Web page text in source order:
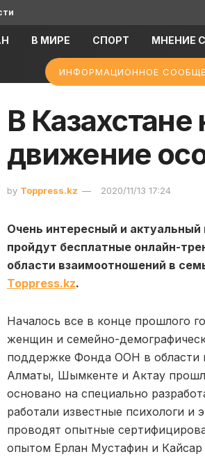
В МИРЕ СПОРТ МНЕНИЕ
ИНФОРМАЦИОННОЕ
В
движение
by Toppress.kz 2020/11/13 17:24
Очень интересный и
пройдут бесплатные онлайн-
области взаимоотношений в
Toppress.kz.
Началось все в конце прошлого
женщин и семейно-
поддержке Фонда ООН в области
Алматы, Шымкенте и Актау
основано на специально
работали известные психологи
проводят опытные
опытом Ерлан Мустафин и